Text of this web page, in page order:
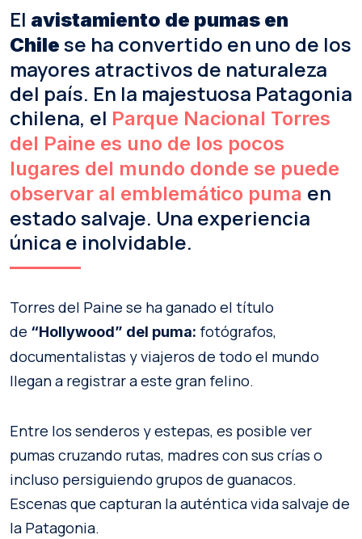
El avistamiento de pumas en
Chile se ha convertido en uno de los
mayores atractivos de naturaleza
del país. En la majestuosa Patagonia
chilena, el Parque Nacional Torres
del Paine es uno de los pocos
lugares del mundo donde se puede
observar al emblemático puma en
estado salvaje. Una experiencia
única e inolvidable.
Torres del Paine se ha ganado el título
de “Hollywood” del puma: fotógrafos,
documentalistas y viajeros de todo el mundo
llegan a registrar a este gran felino.
Entre los senderos y estepas, es posible ver
pumas cruzando rutas, madres con sus crías o
incluso persiguiendo grupos de guanacos.
Escenas que capturan la auténtica vida salvaje de
la Patagonia.